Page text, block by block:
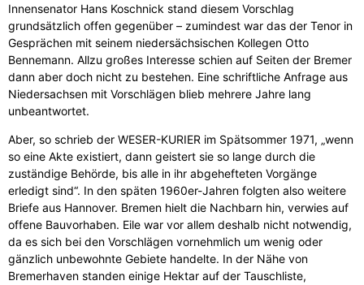
Innensenator Hans Koschnick stand diesem Vorschlag
grundsätzlich offen gegenüber – zumindest war das der Tenor in
Gesprächen mit seinem niedersächsischen Kollegen Otto
Bennemann. Allzu großes Interesse schien auf Seiten der Bremer
dann aber doch nicht zu bestehen. Eine schriftliche Anfrage aus
Niedersachsen mit Vorschlägen blieb mehrere Jahre lang
unbeantwortet.
Aber, so schrieb der WESER-KURIER im Spätsommer 1971, „wenn
so eine Akte existiert, dann geistert sie so lange durch die
zuständige Behörde, bis alle in ihr abgehefteten Vorgänge
erledigt sind“. In den späten 1960er-Jahren folgten also weitere
Briefe aus Hannover. Bremen hielt die Nachbarn hin, verwies auf
offene Bauvorhaben. Eile war vor allem deshalb nicht notwendig,
da es sich bei den Vorschlägen vornehmlich um wenig oder
gänzlich unbewohnte Gebiete handelte. In der Nähe von
Bremerhaven standen einige Hektar auf der Tauschliste,